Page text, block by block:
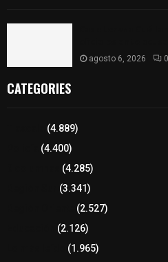
agosto 6, 2026 0
CATEGORIES
(4.889)
(4.400)
(4.285)
(3.341)
(2.527)
(2.126)
(1.965)